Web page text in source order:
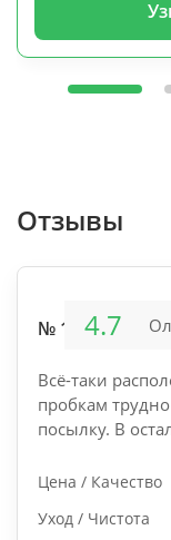
Отзывы
№ 12 4.7
Всё-таки
пробкам
посылку. В
Цена / Качество
Уход / Чистота